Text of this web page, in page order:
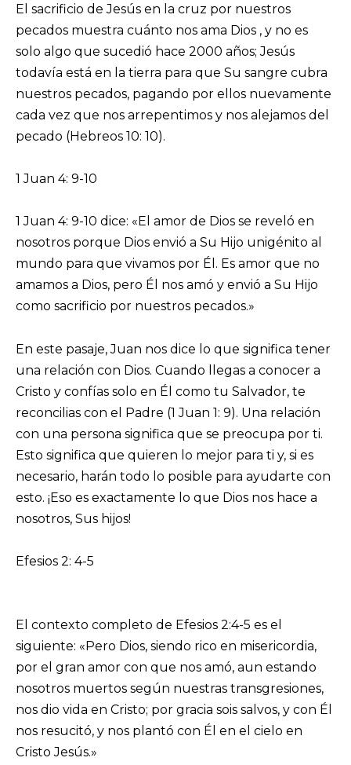
El sacrificio de Jesús en la cruz por nuestros
pecados muestra cuánto nos ama Dios , y no es
solo algo que sucedió hace 2000 años; Jesús
todavía está en la tierra para que Su sangre cubra
nuestros pecados, pagando por ellos nuevamente
cada vez que nos arrepentimos y nos alejamos del
pecado (Hebreos 10: 10).
1 Juan 4: 9-10
1 Juan 4: 9-10 dice: «El amor de Dios se reveló en
nosotros porque Dios envió a Su Hijo unigénito al
mundo para que vivamos por Él. Es amor que no
amamos a Dios, pero Él nos amó y envió a Su Hijo
como sacrificio por nuestros pecados.»
En este pasaje, Juan nos dice lo que significa tener
una relación con Dios. Cuando llegas a conocer a
Cristo y confías solo en Él como tu Salvador, te
reconcilias con el Padre (1 Juan 1: 9). Una relación
con una persona significa que se preocupa por ti.
Esto significa que quieren lo mejor para ti y, si es
necesario, harán todo lo posible para ayudarte con
esto. ¡Eso es exactamente lo que Dios nos hace a
nosotros, Sus hijos!
Efesios 2: 4-5
El contexto completo de Efesios 2:4-5 es el
siguiente: «Pero Dios, siendo rico en misericordia,
por el gran amor con que nos amó, aun estando
nosotros muertos según nuestras transgresiones,
nos dio vida en Cristo; por gracia sois salvos, y con Él
nos resucitó, y nos plantó con Él en el cielo en
Cristo Jesús.»